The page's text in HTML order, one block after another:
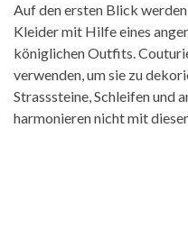
Auf den ersten Blick
Kleider mit Hilfe eines
königlichen Outfits.
verwenden, um sie zu
Strasssteine, Schleifen und
harmonieren nicht mit